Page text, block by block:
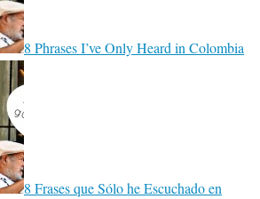
8 Phrases I’ve Only Heard in Colombia
8 Frases que Sólo he Escuchado en